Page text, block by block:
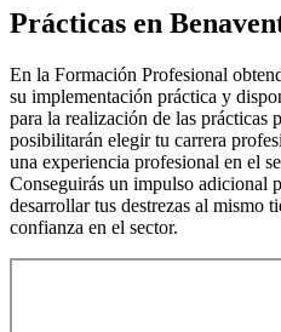
Prácticas en
En la Formación Profesional
su implementación práctica y
para la realización de las prácticas
posibilitarán elegir tu carrera
una experiencia profesional en el
Conseguirás un impulso adicional
desarrollar tus destrezas al mismo
confianza en el sector.